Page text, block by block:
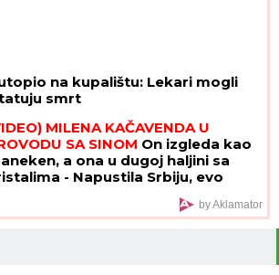
na kupalištu: Lekari mogli
smrt
MILENA KAČAVENDA U
SA SINOM On izgleda kao
a ona u dugoj haljini sa
- Napustila Srbiju, evo
provodi vreme po izlasku iz
by Aklamator